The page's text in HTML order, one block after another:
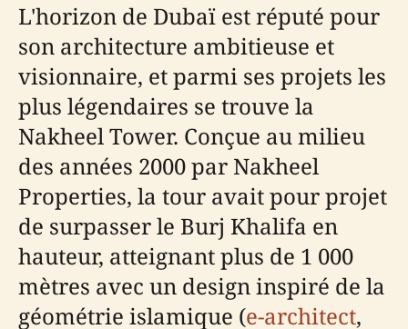
L'horizon de Dubaï est réputé pour
son architecture ambitieuse et
visionnaire, et parmi ses projets les
plus légendaires se trouve la
Nakheel Tower. Conçue au milieu
des années 2000 par Nakheel
Properties, la tour avait pour projet
de surpasser le Burj Khalifa en
hauteur, atteignant plus de 1 000
mètres avec un design inspiré de la
géométrie islamique (e-architect,